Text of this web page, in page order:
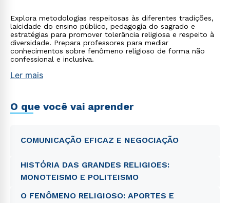
Explora metodologias respeitosas às diferentes tradições,
laicidade do ensino público, pedagogia do sagrado e
estratégias para promover tolerância religiosa e respeito à
diversidade. Prepara professores para mediar
conhecimentos sobre fenômeno religioso de forma não
confessional e inclusiva.
Ler mais
O que você vai aprender
COMUNICAÇÃO EFICAZ E NEGOCIAÇÃO
HISTÓRIA DAS GRANDES RELIGIOES:
MONOTEISMO E POLITEISMO
O FENÔMENO RELIGIOSO: APORTES E